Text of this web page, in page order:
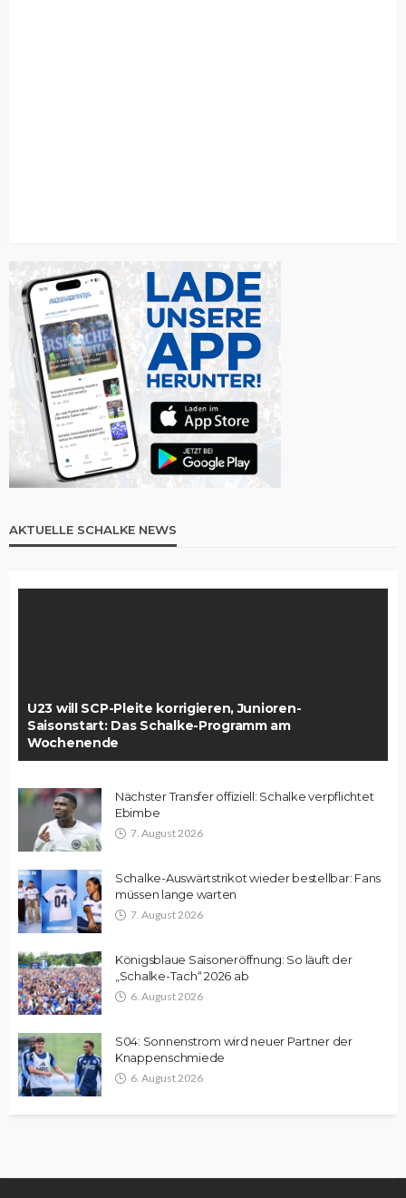
AKTUELLE SCHALKE NEWS
U23 will SCP-Pleite korrigieren, Junioren-
Saisonstart: Das Schalke-Programm am
Wochenende
Nächster Transfer offiziell: Schalke verpflichtet
Ebimbe
7. August 2026
Schalke-Auswärtstrikot wieder bestellbar: Fans
müssen lange warten
7. August 2026
Königsblaue Saisoneröffnung: So läuft der
„Schalke-Tach“ 2026 ab
6. August 2026
S04: Sonnenstrom wird neuer Partner der
Knappenschmiede
6. August 2026